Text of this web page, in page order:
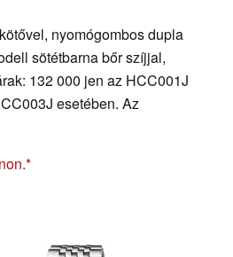
nyomógombos dupla
sötétbarna bőr szíjjal,
132 000 jen az HCC001J
esetében. Az